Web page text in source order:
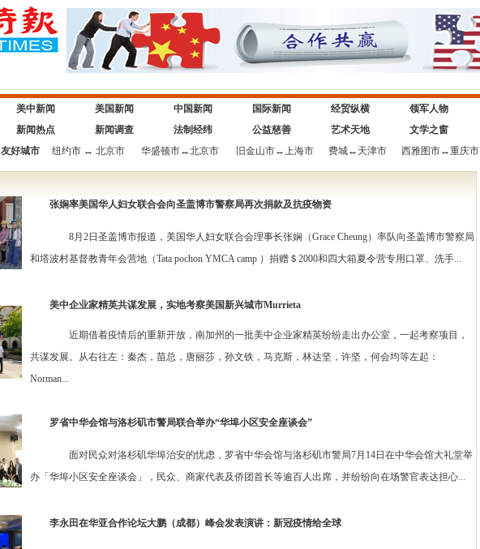
美中新闻 美国新闻 中国新闻 国际新闻 经贸纵横 领军人物
新闻热点
新闻调查 法制经纬 公益慈善 艺术天地 文学之窗
友好城市
纽约市↔ 北京市 华盛顿市↔北京市 旧金山市↔上海市 费城↔ 天津市 西雅图市↔重庆市
张娴率美国华人妇女联合会向圣盖博市警察局再次捐款及抗疫物资
8月2日圣盖博市报道，美国华人妇女联合会理事长张娴（Grace Cheung）率队向圣盖博市警察局
和塔波村基督教青年会营地（Tata pochon YMCA camp ）捐赠＄2000和四大箱夏令营专用口罩、洗手...
美中企业家精英共谋发展，实地考察美国新兴城市Murrieta
近期借着疫情后的重新开放，南加州的一批美中企业家精英纷纷走出办公室，一起考察项目，
共谋发展。从右往左：秦杰，苗总，唐丽莎，孙文铁，马克斯，林达坚，许坚，何会均等左起：
Norman...
罗省中华会馆与洛杉矶市警局联合举办“华埠小区安全座谈会”
面对民众对洛杉矶华埠治安的忧虑，罗省中华会馆与洛杉矶市警局7月14日在中华会馆大礼堂举
办「华埠小区安全座谈会」，民众、商家代表及侨团首长等逾百人出席，并纷纷向在场警官表达担心...
李永田在华亚合作论坛大鹏（成都）峰会发表演讲：新冠疫情给全球